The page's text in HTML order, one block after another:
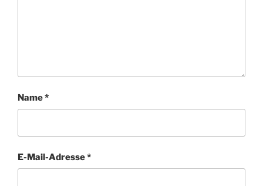
Name*
E-Mail-Adresse*